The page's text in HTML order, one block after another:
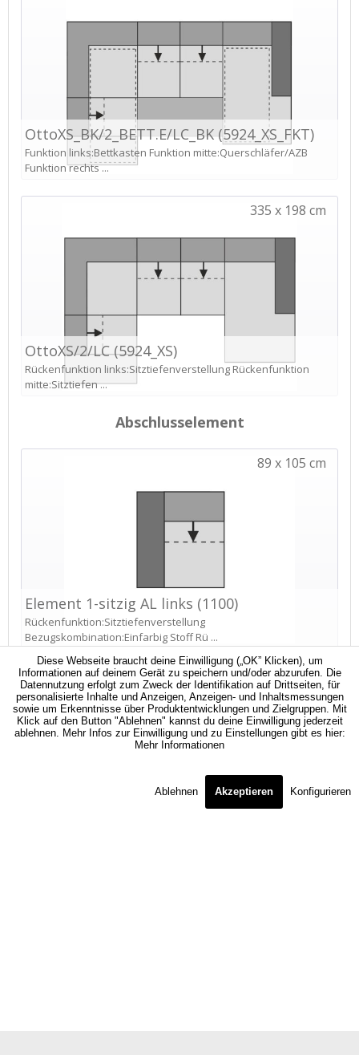
Diese Webseite braucht deine Einwilligung („OK” Klicken), um
Informationen auf deinem Gerät zu speichern und/oder abzurufen. Die
Datennutzung erfolgt zum Zweck der Identifikation auf Drittseiten, für
personalisierte Inhalte und Anzeigen, Anzeigen- und Inhaltsmessungen
sowie um Erkenntnisse über Produktentwicklungen und Zielgruppen. Mit
Klick auf den Button "Ablehnen" kannst du deine Einwilligung jederzeit
ablehnen. Mehr Infos zur Einwilligung und zu Einstellungen gibt es hier:
Mehr Informationen
Ablehnen Akzeptieren Konfigurieren